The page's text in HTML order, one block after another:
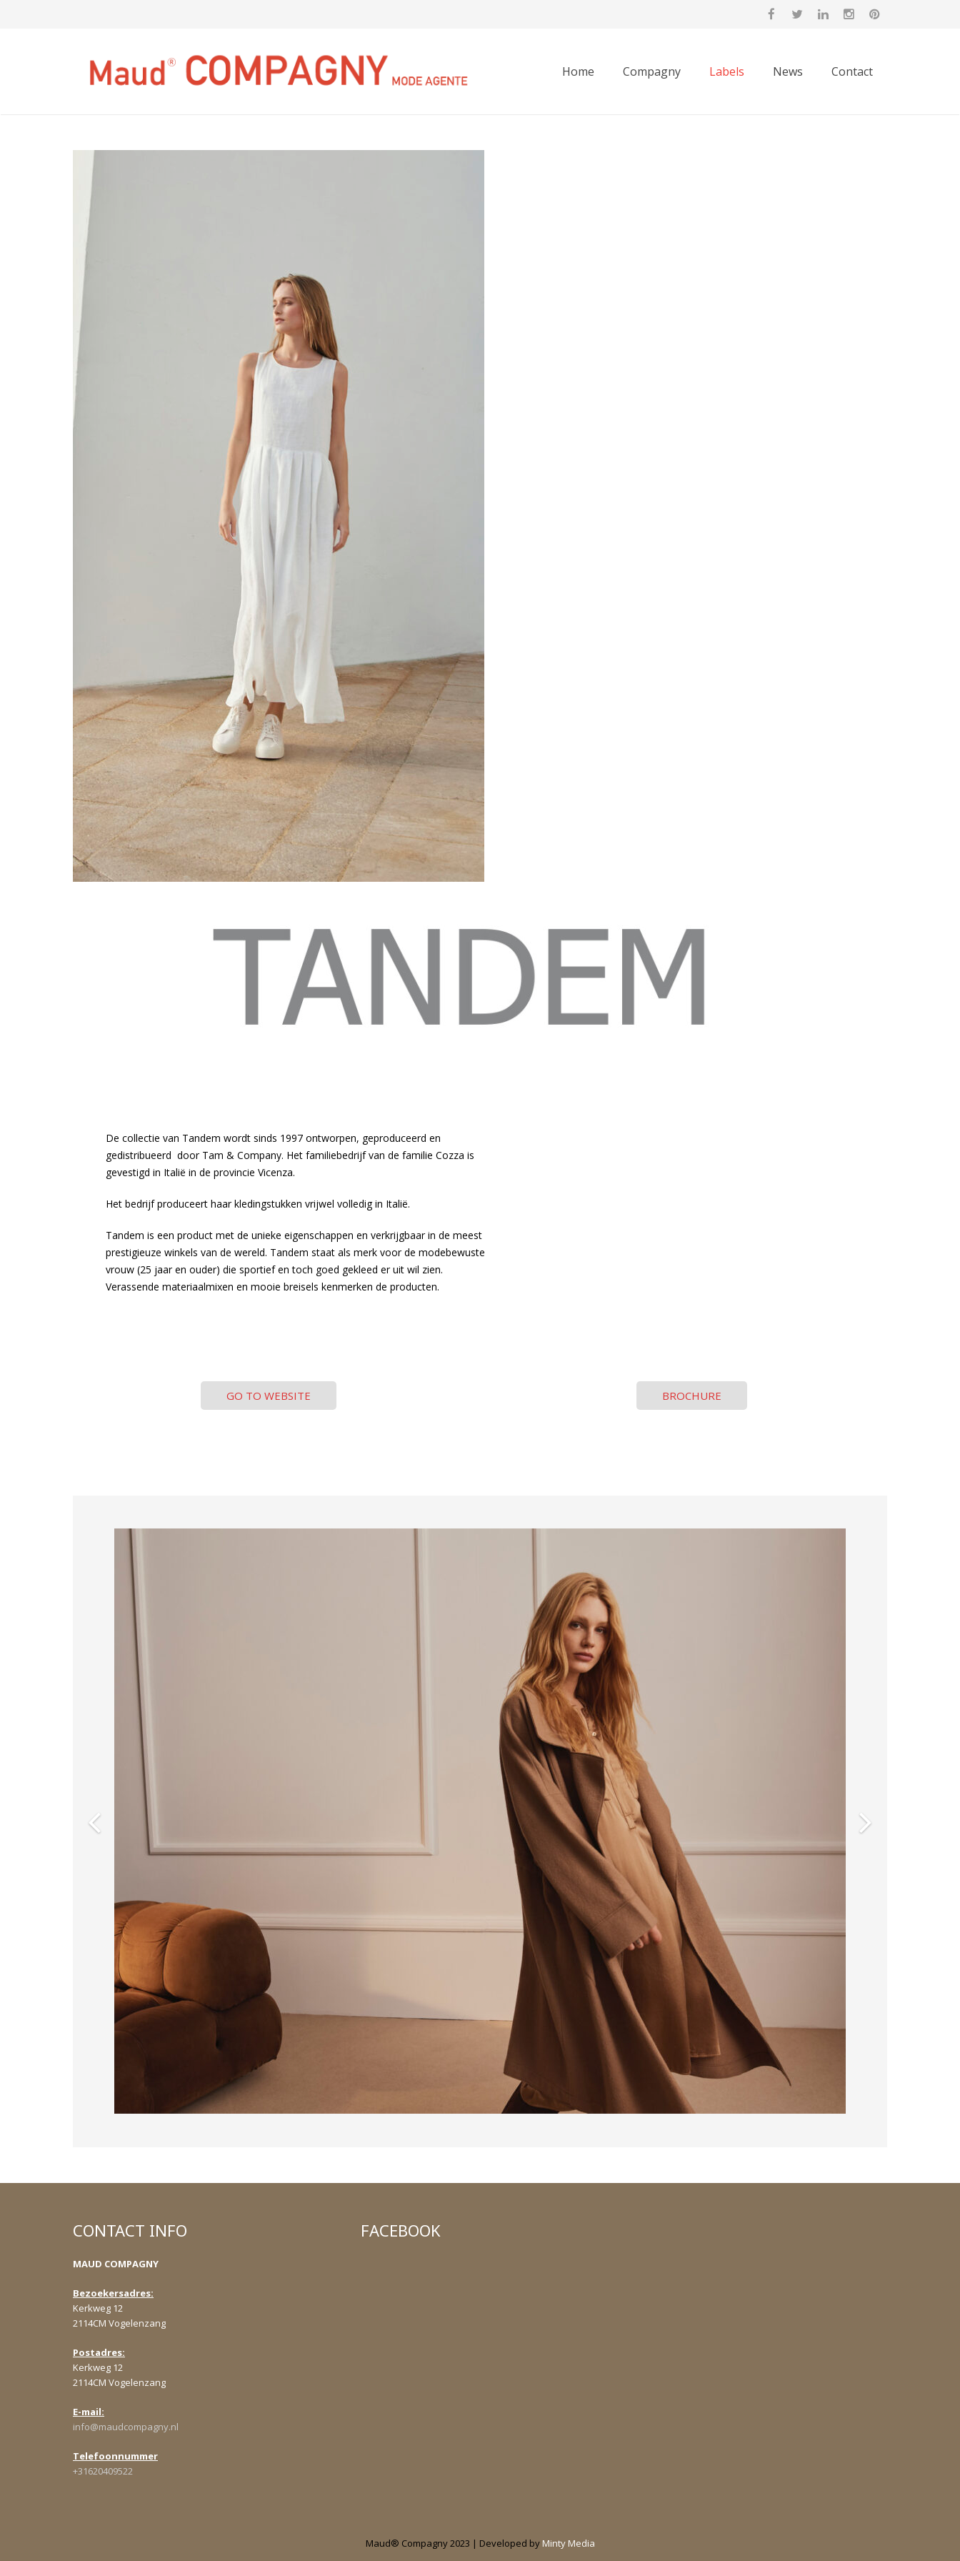
Home Compagny Labels News Contact
De collectie van Tandem wordt sinds 1997 ontworpen, geproduceerd en
gedistribueerd door Tam & Company. Het familiebedrijf van de familie Cozza is
gevestigd in Italië in de provincie Vicenza.
Het bedrijf produceert haar kledingstukken vrijwel volledig in Italië.
Tandem is een product met de unieke eigenschappen en verkrijgbaar in de meest
prestigieuze winkels van de wereld. Tandem staat als merk voor de modebewuste
vrouw (25 jaar en ouder) die sportief en toch goed gekleed er uit wil zien.
Verassende materiaalmixen en mooie breisels kenmerken de producten.
GO TO WEBSITE BROCHURE
CONTACT INFO
MAUD COMPAGNY
Bezoekersadres:
Kerkweg 12
2114CM Vogelenzang
Postadres:
Kerkweg 12
2114CM Vogelenzang
E-mail:
info@maudcompagny.nl
Telefoonnummer
+31620409522
FACEBOOK
Maud® Compagny 2023 | Developed by Minty Media